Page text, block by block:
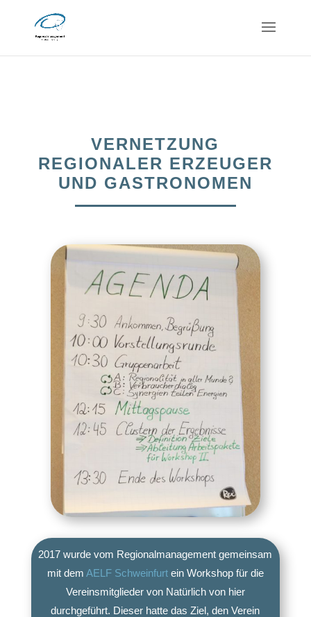
VERNETZUNG
REGIONALER ERZEUGER
UND GASTRONOMEN
2017 wurde vom Regionalmanagement gemeinsam
mit dem AELF Schweinfurtein Workshop für die
Vereinsmitglieder von Natürlich von hier
durchgeführt. Dieser hatte das Ziel, den Verein